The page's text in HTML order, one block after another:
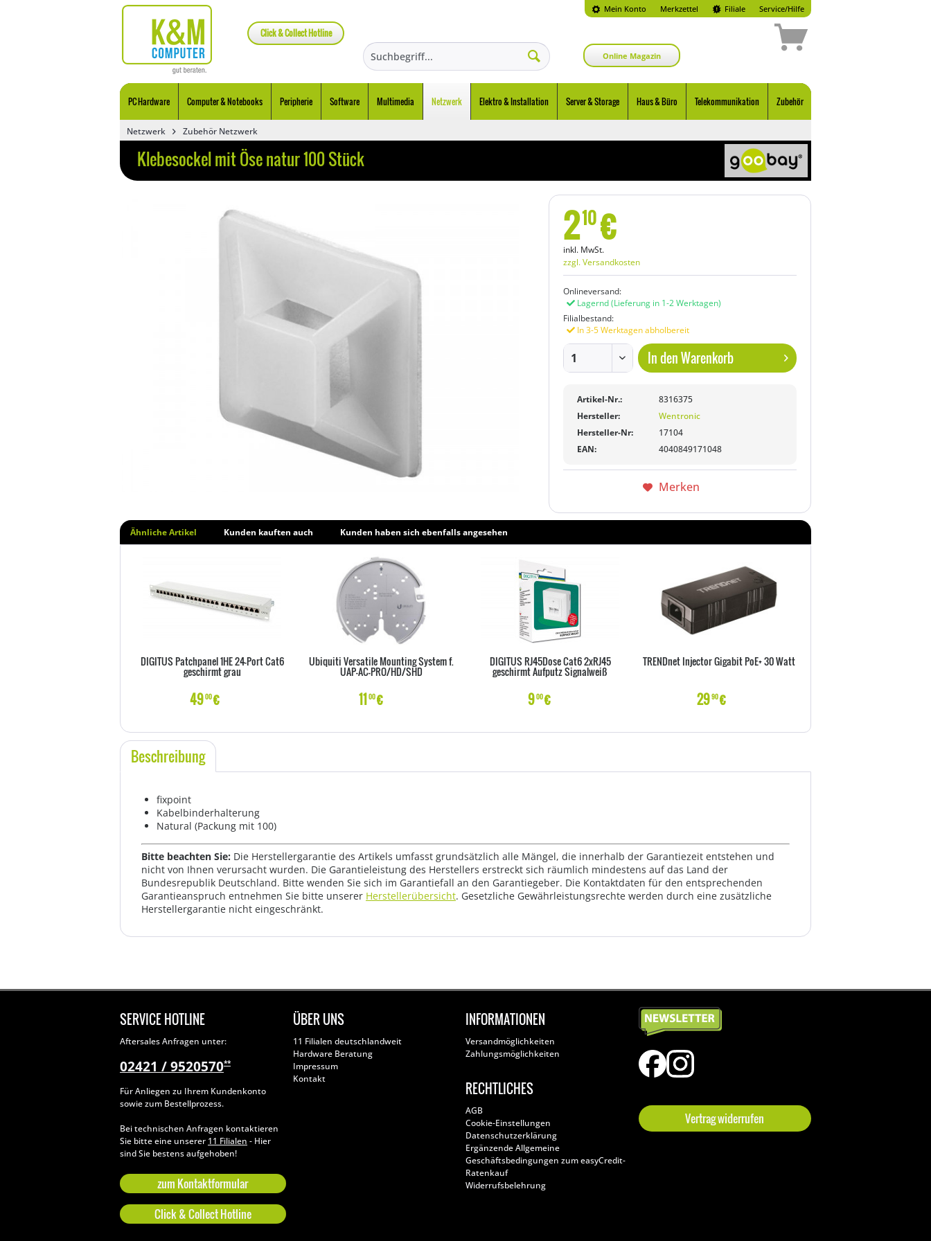
Mein Konto Merkzettel
Click & Collect Hotline
Filiale Service/Hilfe
Online Magazin
PC Hardware Computer & Notebooks Peripherie Software Multimedia Netzwerk Elektro & Installation Server & Storage Haus & Büro Telekommunikation Zubehör
Netzwerk Zubehör Netzwerk
Klebesockel mit Öse natur 100 Stück
210€
inkl. MwSt.
zzgl. Versandkosten
Onlineversand:
Lagernd(Lieferung in 1-2 Werktagen)
Filialbestand:
In 3-5 Werktagen abholbereit
In denWarenkorb
Artikel-Nr.:
8316375
Hersteller:
Wentronic
Hersteller-Nr:
17104
EAN:
4040849171048
Merken
Ähnliche Artikel Kunden kauften auch Kunden haben sich ebenfalls angesehen
DIGITUS Patchpanel 1HE 24-Port Cat6
geschirmt grau
4900€
Ubiquiti Versatile Mounting System f.
UAP-AC-PRO/HD/SHD
11 00€
DIGITUS RJ45Dose Cat6 2xRJ45
geschirmt Aufputz Signalweiß
900€
TRENDnet Injector Gigabit PoE+ 30 Watt
2990€
Beschreibung
fixpoint
Kabelbinderhalterung
Natural (Packung mit 100)
Bitte beachten Sie: Die Herstellergarantie des Artikels umfasst grundsätzlich alle Mängel, die innerhalb der Garantiezeit entstehen und
nicht von Ihnen verursacht wurden. Die Garantieleistung des Herstellers erstreckt sich räumlich mindestens auf das Land der
Bundesrepublik Deutschland. Bitte wenden Sie sich im Garantiefall an den Garantiegeber. Die Kontaktdaten für den entsprechenden
Garantieanspruch entnehmen Sie bitte unserer Herstellerübersicht. Gesetzliche Gewährleistungsrechte werden durch eine zusätzliche
Herstellergarantie nicht eingeschränkt.
SERVICE HOTLINE
Aftersales Anfragen unter:
02421 / 9520570**
Für Anliegen zu Ihrem Kundenkonto
sowie zum Bestellprozess.
Bei technischen Anfragen kontaktieren
Sie bitte eine unserer 11 Filialen - Hier
sind Sie bestens aufgehoben!
zum Kontaktformular
Click & Collect Hotline
ÜBER UNS
11 Filialen deutschlandweit
Hardware Beratung
Impressum
Kontakt
INFORMATIONEN
Versandmöglichkeiten
Zahlungsmöglichkeiten
RECHTLICHES
AGB
Cookie-Einstellungen
Datenschutzerklärung
Ergänzende Allgemeine
Geschäftsbedingungen zum easyCredit-
Ratenkauf
Widerrufsbelehrung
Vertrag widerrufen